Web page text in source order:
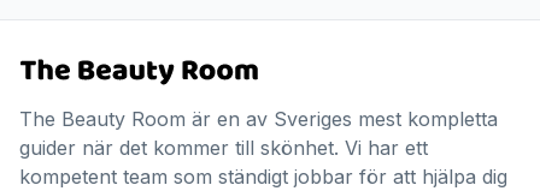
The Beauty Room är en av Sveriges mest kompletta
guider när det kommer till skönhet. Vi har ett
kompetent team som ständigt jobbar för att hjälpa dig